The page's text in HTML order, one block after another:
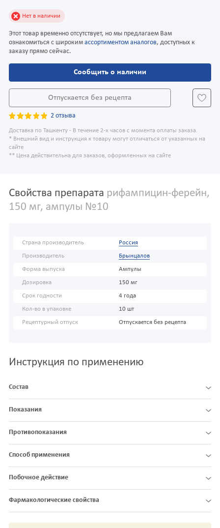
Нет в наличии
Этот товар временно отсутствует, но мы предлагаем Вам
ознакомиться с широким ассортиментом аналогов, доступных к
заказу прямо сейчас.
Сообщить о наличии
Отпускается без рецепта
2 отзыва
Доставка по Ташкенту - В течение 2-х часов с момента оплаты заказа.
* Внешний вид и инструкция к товару могут отличаться от указанных на
сайте
** Цена действительна для заказов, оформленных на сайте
Свойства препарата рифампицин-ферейн,
150 мг, ампулы №10
Страна производитель Россия
Производитель Брынцалов
Форма выпуска Ампулы
Дозировка 150 мг
Срок годности 4 года
Кол-во в упаковке 10 шт
Рецептурный отпуск Отпускается без рецепта
Инструкция по применению
Состав
Показания
Противопоказания
Способ применения
Побочное действие
Фармакологические свойства